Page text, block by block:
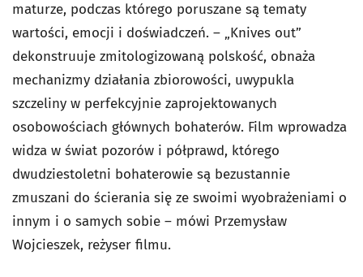
maturze, podczas którego poruszane są tematy
wartości, emocji i doświadczeń. – „Knives out”
dekonstruuje zmitologizowaną polskość, obnaża
mechanizmy działania zbiorowości, uwypukla
szczeliny w perfekcyjnie zaprojektowanych
osobowościach głównych bohaterów. Film wprowadza
widza w świat pozorów i półprawd, którego
dwudziestoletni bohaterowie są bezustannie
zmuszani do ścierania się ze swoimi wyobrażeniami o
innym i o samych sobie – mówi Przemysław
Wojcieszek, reżyser filmu.